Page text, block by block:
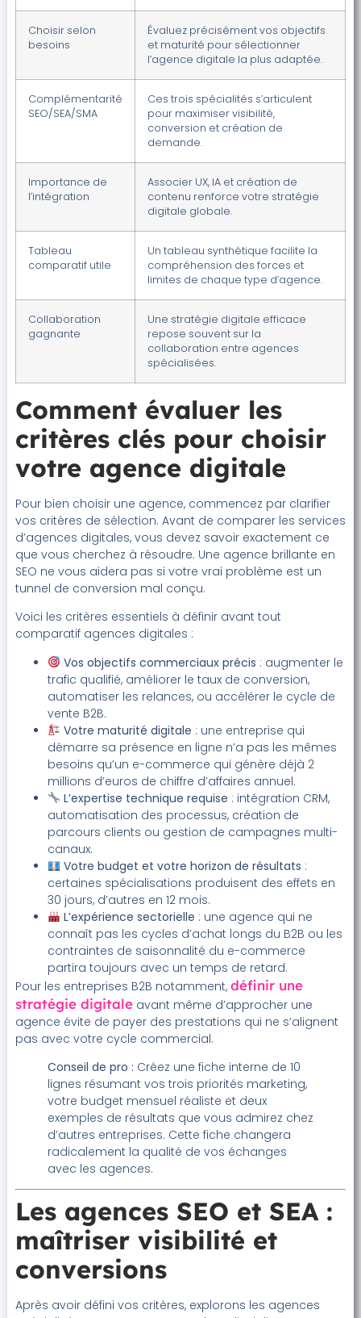
Choisir selon
besoins
Évaluez précisément vos objectifs
et maturité pour sélectionner
l’agence digitale la plus adaptée.
Complémentarité
SEO/SEA/SMA
Ces trois spécialités s’articulent
pour maximiser visibilité,
conversion et création de
demande.
Importance de
l’intégration
Associer UX, IA et création de
contenu renforce votre stratégie
digitale globale.
Tableau
comparatif utile
Un tableau synthétique facilite la
compréhension des forces et
limites de chaque type d’agence.
Collaboration
gagnante
Une stratégie digitale efficace
repose souvent sur la
collaboration entre agences
spécialisées.
Comment évaluer les
critères clés pour choisir
votre agence digitale
Pour bien choisir une agence, commencez par clarifier
vos critères de sélection. Avant de comparer les services
d’agences digitales, vous devez savoir exactement ce
que vous cherchez à résoudre. Une agence brillante en
SEO ne vous aidera pas si votre vrai problème est un
tunnel de conversion mal conçu.
Voici les critères essentiels à définir avant tout
comparatif agences digitales :
Vos objectifs commerciaux précis : augmenter le
trafic qualifié, améliorer le taux de conversion,
automatiser les relances, ou accélérer le cycle de
vente B2B.
Votre maturité digitale : une entreprise qui
démarre sa présence en ligne n’a pas les mêmes
besoins qu’un e-commerce qui génère déjà 2
millions d’euros de chiffre d’affaires annuel.
L’expertise technique requise : intégration CRM,
automatisation des processus, création de
parcours clients ou gestion de campagnes multi-
canaux.
Votre budget et votre horizon de résultats :
certaines spécialisations produisent des effets en
30 jours, d’autres en 12 mois.
L’expérience sectorielle : une agence qui ne
connaît pas les cycles d’achat longs du B2B ou les
contraintes de saisonnalité du e-commerce
partira toujours avec un temps de retard.
Pour les entreprises B2B notamment, définir une
stratégie digitaleavant même d’approcher une
agence évite de payer des prestations qui ne s’alignent
pas avec votre cycle commercial.
Conseil de pro : Créez une fiche interne de 10
lignes résumant vos trois priorités marketing,
votre budget mensuel réaliste et deux
exemples de résultats que vous admirez chez
d’autres entreprises. Cette fiche changera
radicalement la qualité de vos échanges
avec les agences.
Les agences SEO et SEA :
maîtriser visibilité et
conversions
Après avoir défini vos critères, explorons les agences